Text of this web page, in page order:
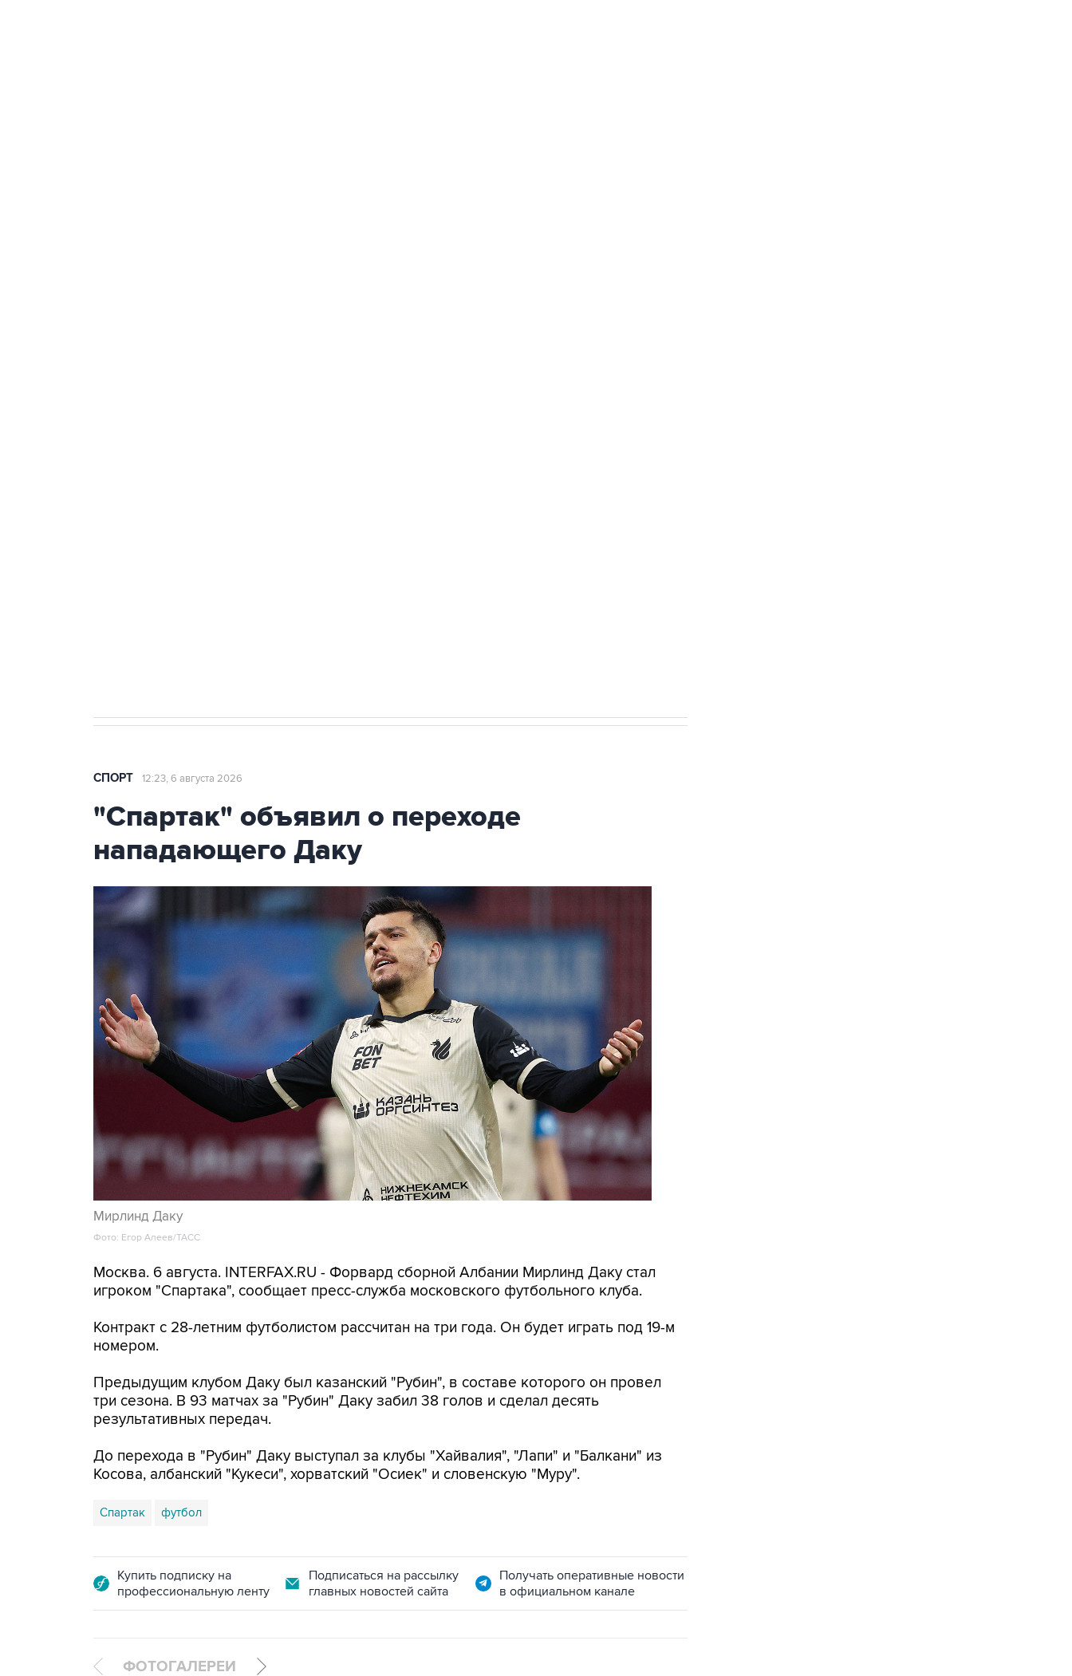
СПОРТ 12:23, 6 августа 2026
"Спартак" объявил о переходе
нападающего Даку
Мирлинд Даку
Фото: Егор Алеев/ТАСС
Москва. 6 августа. INTERFAX.RU - Форвард сборной Албании Мирлинд Даку стал
игроком "Спартака", сообщает пресс-служба московского футбольного клуба.
Контракт с 28-летним футболистом рассчитан на три года. Он будет играть под 19-м
номером.
Предыдущим клубом Даку был казанский "Рубин", в составе которого он провел
три сезона. В 93 матчах за "Рубин" Даку забил 38 голов и сделал десять
результативных передач.
До перехода в "Рубин" Даку выступал за клубы "Хайвалия", "Лапи" и "Балкани" из
Косова, албанский "Кукеси", хорватский "Осиек" и словенскую "Муру".
Спартак футбол
Купить подписку на
профессиональную ленту
Подписаться на рассылку
главных новостей сайта
Получать оперативные новости
в официальном канале
ФОТОГАЛЕРЕИ